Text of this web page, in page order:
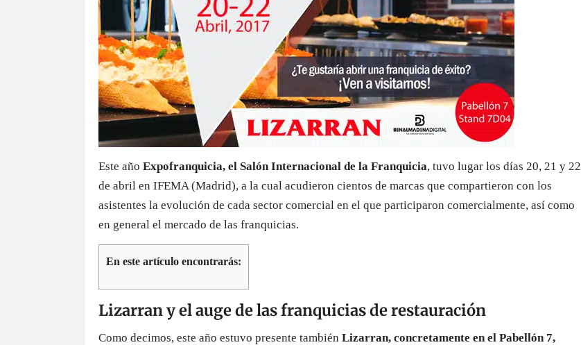
Este año Expofranquicia, el Salón Internacional de la Franquicia, tuvo lugar los días 20, 21 y 22
de abril en IFEMA (Madrid), a la cual acudieron cientos de marcas que compartieron con los
asistentes la evolución de cada sector comercial en el que participaron comercialmente, así como
en general el mercado de las franquicias.
En este artículo encontrarás:
Lizarran y el auge de las franquicias de restauración
Como decimos, este año estuvo presente también Lizarran, concretamente en el Pabellón 7,